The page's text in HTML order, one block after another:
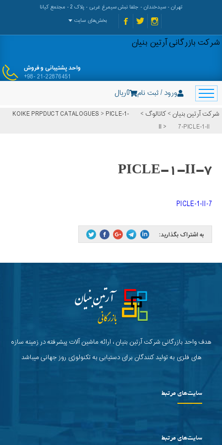
تهران - سیدخندان - جلفا نبش سیمرغ غربی - پلاک 2 - مجتمع کیانا
بخش‌های سایت
شرکت بازرگانی آرتین بنیان
واحد پشتیبانی و فروش
+98- 21-22876451
ورود / ثبت نام 0ریال
شرکت آرتین بنیان>کاتالوگ >
KOIKE PRPDUCT CATALOGUES > PICLE-1-
II > 7-PICLE-1-II
7-PICLE-1-II
7-PICLE-1-II
به اشتراک بگذارید:
هدف واحد بازرگانی شرکت آرتین بنیان ، ارائه ماشین آلات پیشرفته در زمینه سازه
های فلزی به تولید کنندگان برای دستیابی به تکنولوژی روز جهانی میباشد
سایت‌های مرتبط
سایت‌های مرتبط